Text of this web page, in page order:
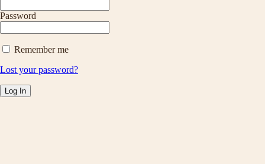
Password
Remember me
Lost your password?